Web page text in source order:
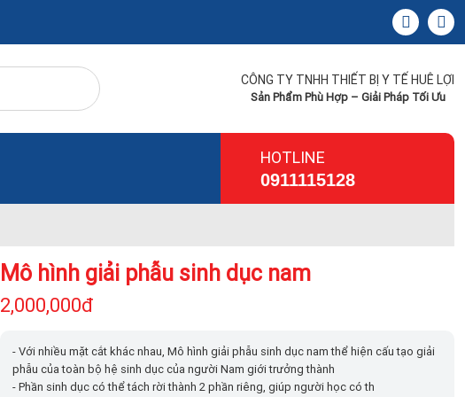
CÔNG TY TNHH THIẾT BỊ Y TẾ HUÊ LỢI
Sản Phẩm Phù Hợp – Giải Pháp Tối Ưu
HOTLINE
0911115128
Mô hình giải phẫu sinh dục nam
2,000,000đ
- Với nhiều mặt cắt khác nhau, Mô hình giải phẫu sinh dục nam thể hiện cấu tạo giải
phẫu của toàn bộ hệ sinh dục của người Nam giới trưởng thành
- Phần sinh dục có thể tách rời thành 2 phần riêng, giúp người học có th